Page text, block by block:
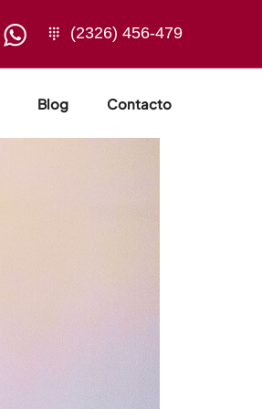
(2326) 456-479
Blog Contacto